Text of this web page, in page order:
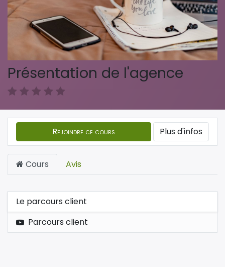
Présentation de l'agence
Rejoindre ce cours Plus d'infos
Cours Avis
Le parcours client
Parcours client